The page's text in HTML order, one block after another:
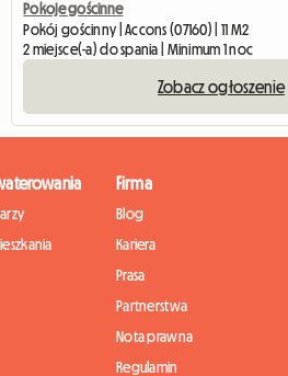
Pokoje gościnne
Pokój gościnny | Accons (07160) | 11 M2
2 miejsce(-a) do spania | Minimum 1 noc
Zobacz ogłoszenie
Firma
Blog
Kariera
Prasa
Partnerstwa
Nota prawna
Regulamin